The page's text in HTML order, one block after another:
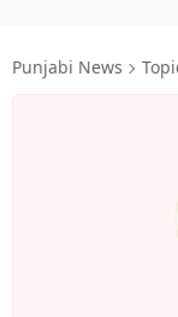
ਖੇਡਾਂ
Punjabi News